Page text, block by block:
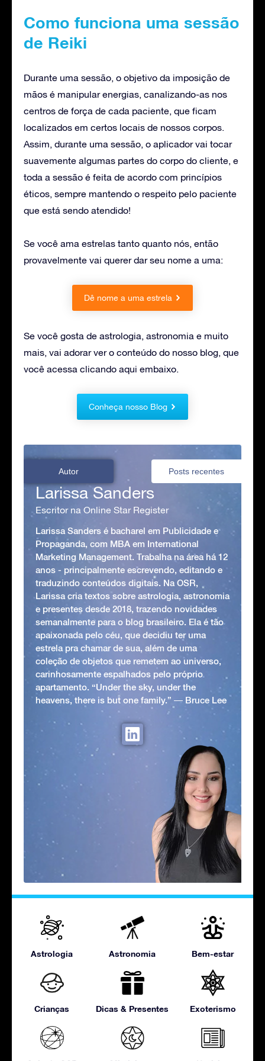
Como funciona uma sessão
de Reiki
Durante uma sessão, o objetivo da imposição de
mãos é manipular energias, canalizando-as nos
centros de força de cada paciente, que ficam
localizados em certos locais de nossos corpos.
Assim, durante uma sessão, o aplicador vai tocar
suavemente algumas partes do corpo do cliente, e
toda a sessão é feita de acordo com princípios
éticos, sempre mantendo o respeito pelo paciente
que está sendo atendido!
Se você ama estrelas tanto quanto nós, então
provavelmente vai querer dar seu nome a uma:
Dê nome a uma estrela
Se você gosta de astrologia, astronomia e muito
mais, vai adorar ver o conteúdo do nosso blog, que
você acessa clicando aqui embaixo.
Conheça nosso Blog
Autor Posts recentes
Larissa Sanders
Escritor na Online Star Register
Larissa Sanders é bacharel em Publicidade e
Propaganda, com MBA em International
Marketing Management. Trabalha na área há 12
anos - principalmente escrevendo, editando e
traduzindo conteúdos digitais. Na OSR,
Larissa cria textos sobre astrologia, astronomia
e presentes desde 2018, trazendo novidades
semanalmente para o blog brasileiro. Ela é tão
apaixonada pelo céu, que decidiu ter uma
estrela pra chamar de sua, além de uma
coleção de objetos que remetem ao universo,
carinhosamente espalhados pelo próprio
apartamento. “Under the sky, under the
heavens, there is but one family.” ― Bruce Lee
Astrologia Astronomia Bem-estar
Crianças Dicas & Presentes Exoterismo